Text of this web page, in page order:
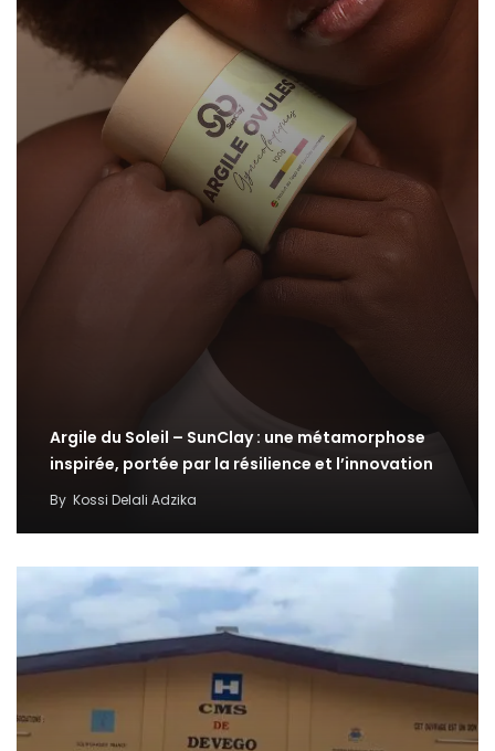
Argile du Soleil – SunClay : une métamorphose
inspirée, portée par la résilience et l’innovation
By Kossi Delali Adzika